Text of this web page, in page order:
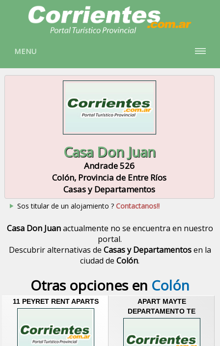
MENU
Casa Don Juan
Andrade 526
Colón, Provincia de Entre Ríos
Casas y Departamentos
Sos titular de un alojamiento ?Contactanos!!
Casa Don Juanactualmente no se encuentra en nuestro
portal.
Descubrir alternativas de Casas y Departamentosen la
ciudad deColón.
Otras opciones en Colón
11 PEYRET RENT APARTS
APART MAYTE
DEPARTAMENTO TE